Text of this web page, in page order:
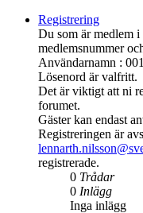
Registrering
Du som är medlem
medlemsnummer
Användarnamn :
Lösenord är valfritt.
Det är viktigt att ni
forumet.
Gäster kan endast
Registreringen är
registrerade.
0 Trådar
0 Inlägg
Inga inlägg